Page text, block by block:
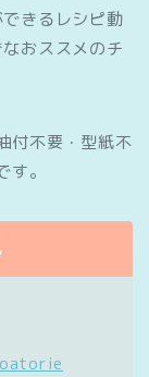
きるレシピ動
おススメのチ
付不要・型紙不
。